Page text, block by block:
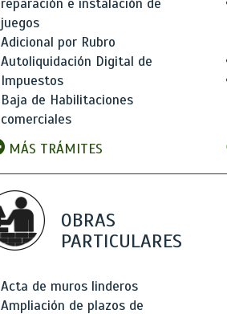
reparación e instalación de
juegos
Adicional por Rubro
Autoliquidación Digital de
Impuestos
Baja de Habilitaciones
comerciales
MÁS TRÁMITES
OBRAS
PARTICULARES
Acta de muros linderos
Ampliación de plazos de